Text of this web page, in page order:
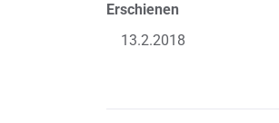
Erschienen
13.2.2018